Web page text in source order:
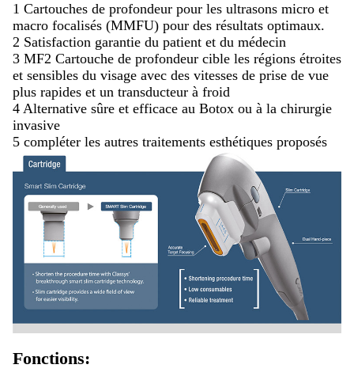
1 Cartouches de profondeur pour les ultrasons micro et
macro focalisés (MMFU) pour des résultats optimaux.
2 Satisfaction garantie du patient et du médecin
3 MF2 Cartouche de profondeur cible les régions étroites
et sensibles du visage avec des vitesses de prise de vue
plus rapides et un transducteur à froid
4 Alternative sûre et efficace au Botox ou à la chirurgie
invasive
5 compléter les autres traitements esthétiques proposés
Fonctions: